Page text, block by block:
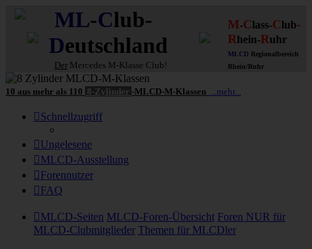
ML-Club-
Deutschland
Der Mercedes M-Klasse Club!
M-Class-Club-
Rhein-Ruhr
MLCD Regionalbereich
Rhein/Ruhr
10 aus mehr als 110 8-Zylinder -MLCD-M-Klassen ...mehr...
Schnellzugriff
Ungelesene
MLCD-Ausstellung
Forennutzer
FAQ
MLCD-Seiten MLCD-Foren-Übersicht Foren NUR für
MLCD-Clubmitglieder Themen für MLCDler